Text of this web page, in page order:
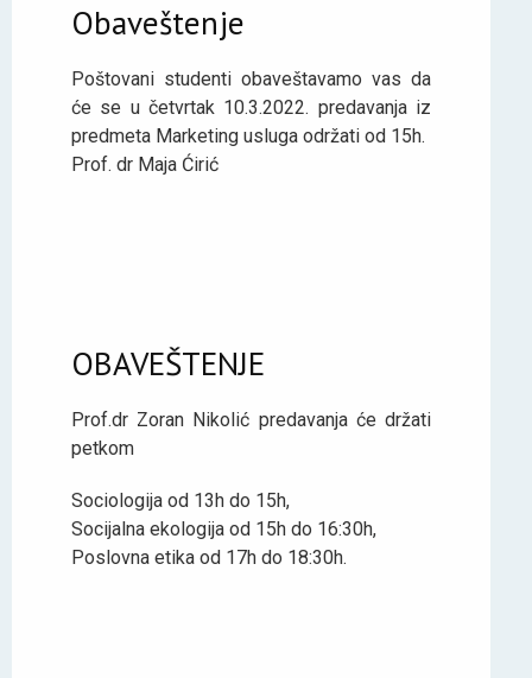
Obaveštenje
Poštovani studenti obaveštavamo vas da
će se u četvrtak 10.3.2022. predavanja iz
predmeta Marketing usluga održati od 15h.
Prof. dr Maja Ćirić
OBAVEŠTENJE
Prof.dr Zoran Nikolić predavanja će držati
petkom
Sociologija od 13h do 15h,
Socijalna ekologija od 15h do 16:30h,
Poslovna etika od 17h do 18:30h.